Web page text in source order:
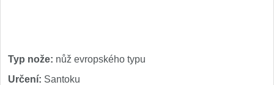
Dárky 4
Typ nože: nůž evropského typu
Určení: Santoku